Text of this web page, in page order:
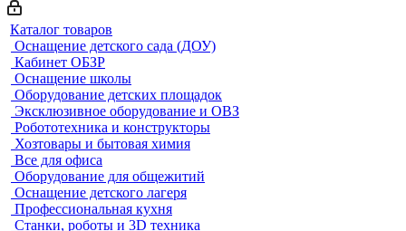
Каталог товаров
Оснащение детского сада (ДОУ)
Кабинет ОБЗР
Оснащение школы
Оборудование детских площадок
Эксклюзивное оборудование и ОВЗ
Робототехника и конструкторы
Хозтовары и бытовая химия
Все для офиса
Оборудование для общежитий
Оснащение детского лагеря
Профессиональная кухня
Станки, роботы и 3D техника